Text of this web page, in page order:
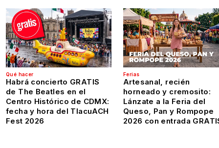
Qué hacer
Habrá concierto GRATIS
de The Beatles en el
Centro Histórico de CDMX:
fecha y hora del TlacuACH
Fest 2026
Ferias
Artesanal, recién
horneado y cremosito:
Lánzate a la Feria del
Queso, Pan y Rompope
2026 con entrada